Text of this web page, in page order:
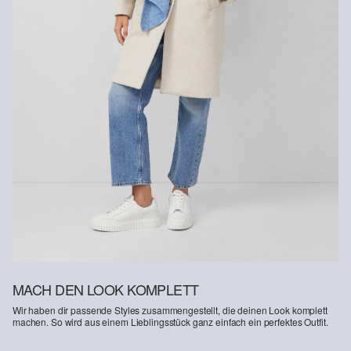
Gastkunden können ihre Artikel innerhalb von 14 Tagen nach
Erhalt der Ware an uns zurückschicken. Fashion Card und VIP
Kunden haben nach Erhalt der Ware 30 Tage Zeit, um ihre Artikel
an uns zurückzusenden.
Weitere Informationen sind unserer „Hilfe & FAQ
Deine Retoure kannst duHIER online anmelden.
MACH DEN LOOK KOMPLETT
Wir haben dir passende Styles zusammengestellt, die deinen Look komplett
machen. So wird aus einem Lieblingsstück ganz einfach ein perfektes Outfit.